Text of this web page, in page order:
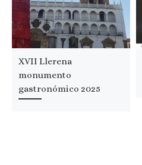
XVII Llerena
monumento
gastronómico 2025